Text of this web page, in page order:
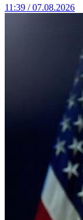
11:39 / 07.08.2026